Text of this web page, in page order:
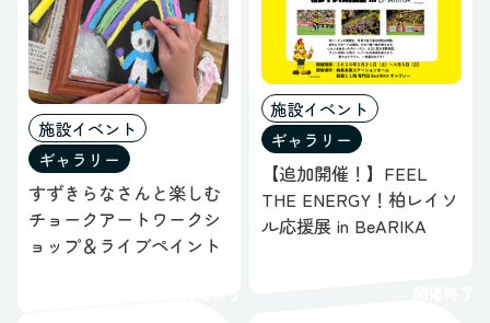
施設イベント
ギャラリー
すずきらなさんと楽しむ
チョークアートワークシ
ョップ＆ライブペイント
施設イベント
ギャラリー
【追加開催！】FEEL
THE ENERGY！柏レイソ
ル応援展 in BeARIKA